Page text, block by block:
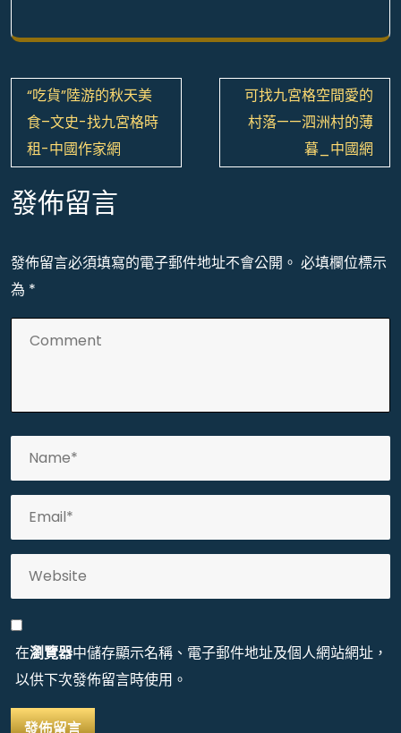
文
章
導
覽
“吃貨”陸游的秋天美
食–文史-找九宮格時
租-中國作家網
可找九宮格空間愛的
村落——泗洲村的薄
暮_中國網
發佈留言
發佈留言必須填寫的電子郵件地址不會公開。 必填欄位標示
為 *
在瀏覽器中儲存顯示名稱、電子郵件地址及個人網站網址，
以供下次發佈留言時使用。